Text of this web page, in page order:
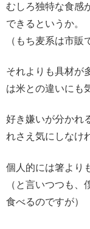
むしろ独特な食感
できるというか。
（もち麦系は市販
それよりも具材が
は米との違いにも
好き嫌いが分かれ
れさえ気にしなけ
個人的には箸より
（と言いつつも
食べるのですが）